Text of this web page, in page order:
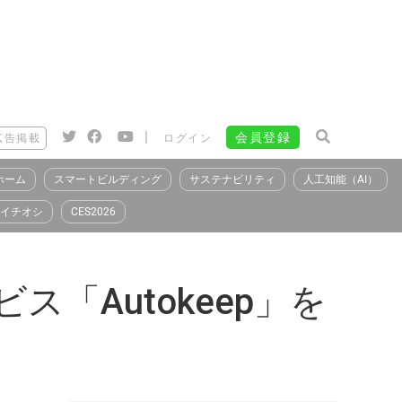
告掲載 | ログイン 会員登録
ーム スマートビルディング サステナビリティ 人工知能（AI）
イチオシ CES2026
ス「Autokeep」を